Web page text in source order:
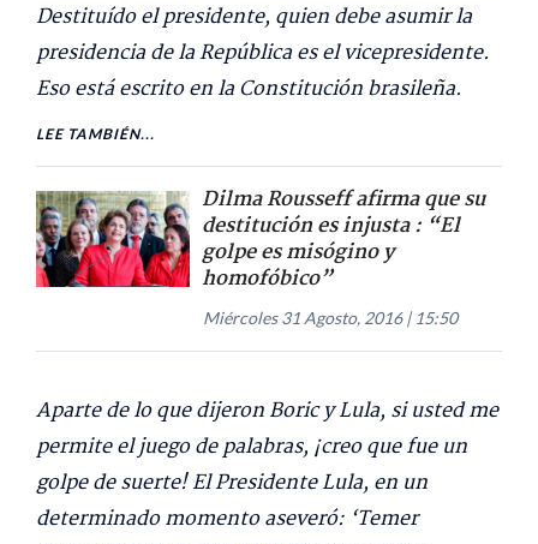
Destituído el presidente, quien debe asumir la
presidencia de la República es el vicepresidente.
Eso está escrito en la Constitución brasileña.
LEE TAMBIÉN...
Dilma Rousseff afirma que su
destitución es injusta : “El
golpe es misógino y
homofóbico”
Miércoles 31 Agosto, 2016 | 15:50
Aparte de lo que dijeron Boric y Lula, si usted me
permite el juego de palabras, ¡creo que fue un
golpe de suerte! El Presidente Lula, en un
determinado momento aseveró: ‘Temer